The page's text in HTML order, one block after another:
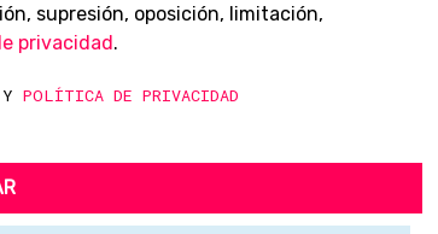
supresión, oposición, limitación,
privacidad.
Y POLÍTICA DE PRIVACIDAD